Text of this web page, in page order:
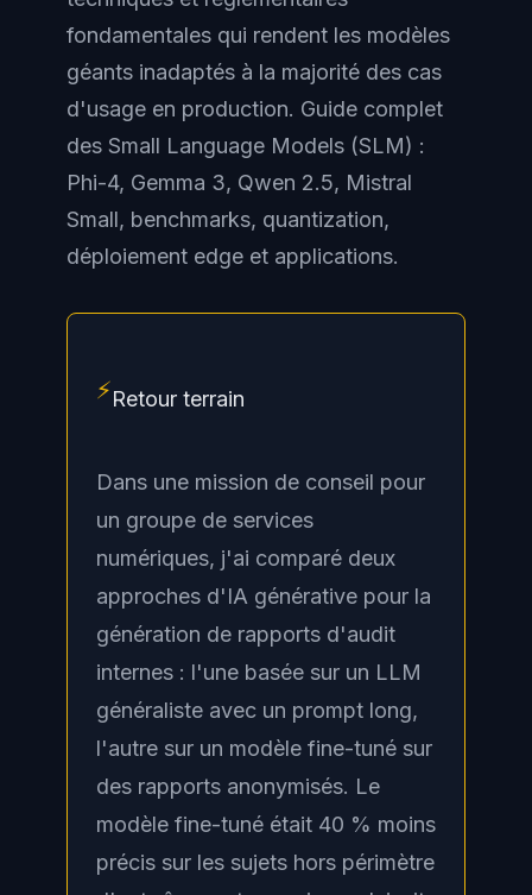
fondamentales qui rendent les modèles
géants inadaptés à la majorité des cas
d'usage en production. Guide complet
des Small Language Models (SLM) :
Phi-4, Gemma 3, Qwen 2.5, Mistral
Small, benchmarks, quantization,
déploiement edge et applications.
⚡Retour terrain
Dans une mission de conseil pour
un groupe de services
numériques, j'ai comparé deux
approches d'IA générative pour la
génération de rapports d'audit
internes : l'une basée sur un LLM
généraliste avec un prompt long,
l'autre sur un modèle fine-tuné sur
des rapports anonymisés. Le
modèle fine-tuné était 40 % moins
précis sur les sujets hors périmètre